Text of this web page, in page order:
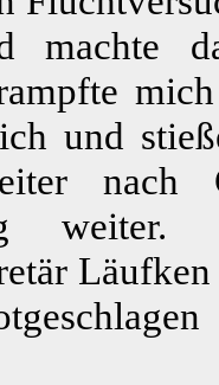
machte
und
nach